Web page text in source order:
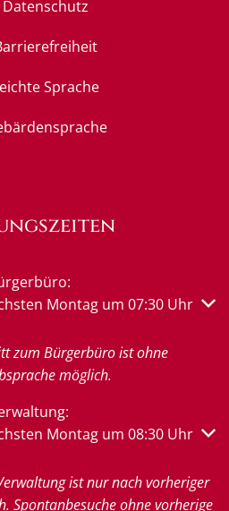
Datenschutz
Sprache
oder Schließzeiten
Montag um 07:30 Uhr
zum Bürgerbüro ist ohne
möglich.
oder Schließzeiten
Montag um 08:30 Uhr
ist nur nach vorheriger
Spontanbesuche ohne vorherige